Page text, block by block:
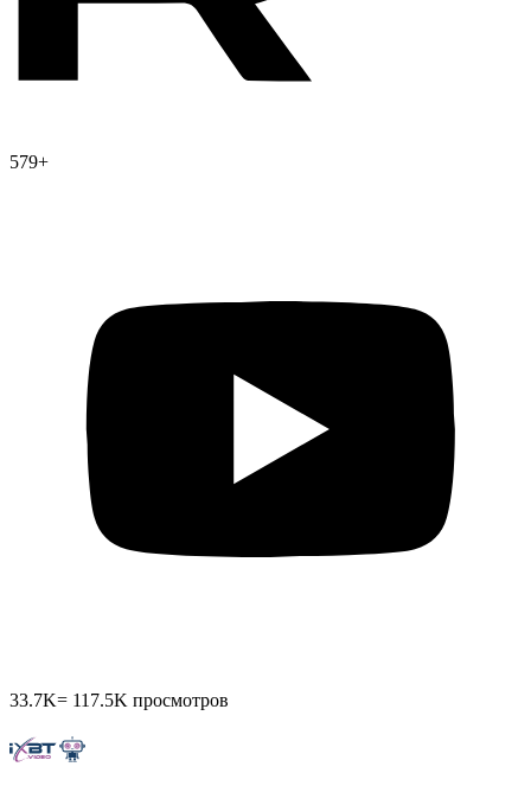
579+
33.7K= 117.5K просмотров